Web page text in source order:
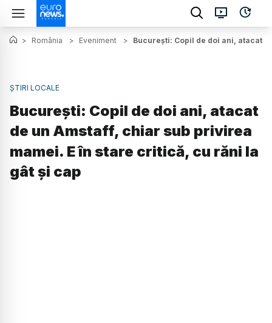
> România > Eveniment > București: Copil de doi ani, atacat
ȘTIRI LOCALE
București: Copil de doi ani, atacat
de un Amstaff, chiar sub privirea
mamei. E în stare critică, cu răni la
gât și cap